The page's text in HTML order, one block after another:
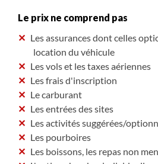
faune et la flore de cette
rares forêts pluviales
dans le monde ; le parc
s'engage auprès du
protéger son environnement
Le prix ne comprend pas
Les assurances dont celles
location du véhicule
Les vols et les taxes aériennes
Les frais d'inscription
Le carburant
Les entrées des sites
Les activités suggérées/
Les pourboires
Les boissons, les repas non